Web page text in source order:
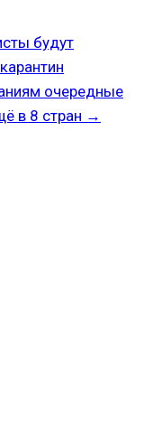
будут
очередные
в 8 стран →